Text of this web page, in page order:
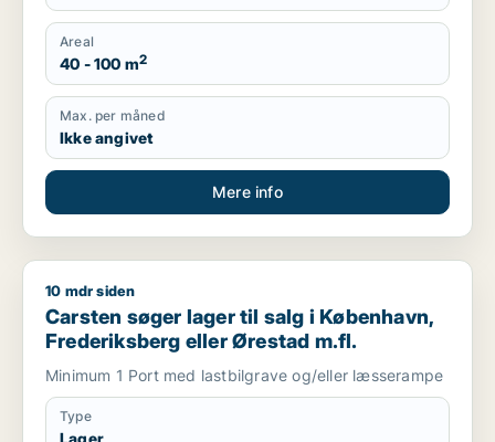
Areal
40 - 100 m2
Max. per måned
Ikke angivet
Mere info
Carsten søger lager til salg i København, Frederiksberg
10 mdr siden
Carsten søger lager til salg i København,
Frederiksberg eller Ørestad m.fl.
Minimum 1 Port med lastbilgrave og/eller læsserampe
Type
Lager